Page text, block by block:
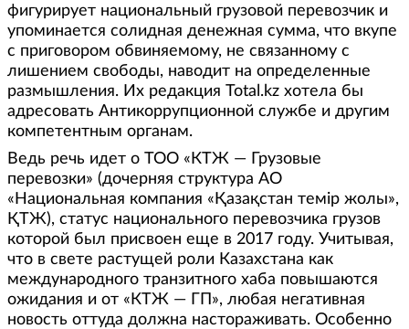
фигурирует национальный грузовой перевозчик и
упоминается солидная денежная сумма, что вкупе
с приговором обвиняемому, не связанному с
лишением свободы, наводит на определенные
размышления. Их редакция Total.kz хотела бы
адресовать Антикоррупционной службе и другим
компетентным органам.
Ведь речь идет о ТОО «КТЖ — Грузовые
перевозки» (дочерняя структура АО
«Национальная компания «Қазақстан темір жолы»,
ҚТЖ), статус национального перевозчика грузов
которой был присвоен еще в 2017 году. Учитывая,
что в свете растущей роли Казахстана как
международного транзитного хаба повышаются
ожидания и от «КТЖ — ГП», любая негативная
новость оттуда должна настораживать. Особенно